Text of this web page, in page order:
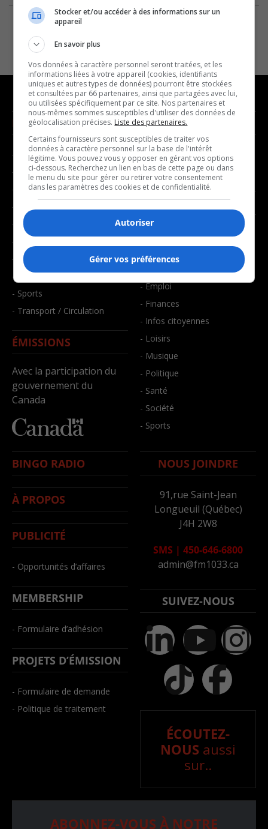
NOUVELLES
- Affaires municipales
- Communauté / Social
- Culture
- Économie
- Éducation
- Environnement
- Faits divers
- Santé et bien-être
- Sports
- Transport / Circulation
ÉMISSIONS
Avec la participation du
gouvernement du
Canada
MUSIQUE
- Décompte franco
- Joué récemment
BALADOS
- Affaires
- Emploi
- Finances
- Infos citoyennes
- Loisirs
- Musique
- Politique
- Santé
- Société
- Sports
BINGO RADIO
À PROPOS
PUBLICITÉ
- Opportunités d’affaires
MEMBERSHIP
- Formulaire d’adhésion
PROJETS D’ÉMISSION
- Formulaire de demande
- Politique de traitement
NOUS JOINDRE
91,rue Saint-Jean
Longueuil (Québec)
J4H 2W8
SMS | 450-646-6800
admin@fm1033.ca
SUIVEZ-NOUS
ÉCOUTEZ-
NOUS aussi
sur..
ABONNEZ-VOUS À NOTRE
Stocker et/ou accéder à des informations sur un
appareil
En savoir plus
Vos données à caractère personnel seront traitées, et les
informations liées à votre appareil (cookies, identifiants
uniques et autres types de données) pourront être stockées
et consultées par 66 partenaires, ainsi que partagées avec lui,
ou utilisées spécifiquement par ce site. Nos partenaires et
nous-mêmes sommes susceptibles d'utiliser des données de
géolocalisation précises. Liste des partenaires.
Certains fournisseurs sont susceptibles de traiter vos
données à caractère personnel sur la base de l'intérêt
légitime. Vous pouvez vous y opposer en gérant vos options
ci-dessous. Recherchez un lien en bas de cette page ou dans
le menu du site pour gérer ou retirer votre consentement
dans les paramètres des cookies et de confidentialité.
Autoriser
Gérer vos préférences